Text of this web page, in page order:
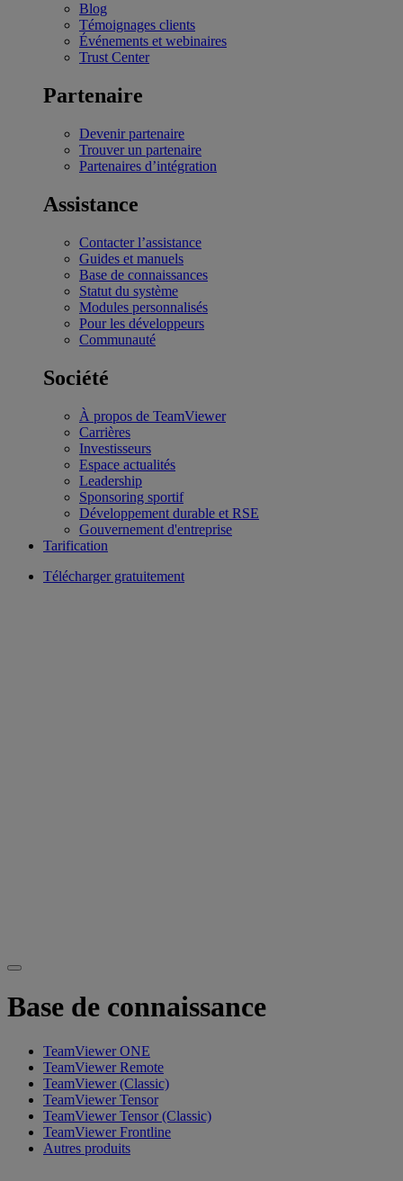
Blog
Témoignages clients
Événements et webinaires
Trust Center
Partenaire
Devenir partenaire
Trouver un partenaire
Partenaires d’intégration
Assistance
Contacter l’assistance
Guides et manuels
Base de connaissances
Statut du système
Modules personnalisés
Pour les développeurs
Communauté
Société
À propos de TeamViewer
Carrières
Investisseurs
Espace actualités
Leadership
Sponsoring sportif
Développement durable et RSE
Gouvernement d'entreprise
Tarification
Télécharger gratuitement
Base de connaissance
TeamViewer ONE
TeamViewer Remote
TeamViewer (Classic)
TeamViewer Tensor
TeamViewer Tensor (Classic)
TeamViewer Frontline
Autres produits